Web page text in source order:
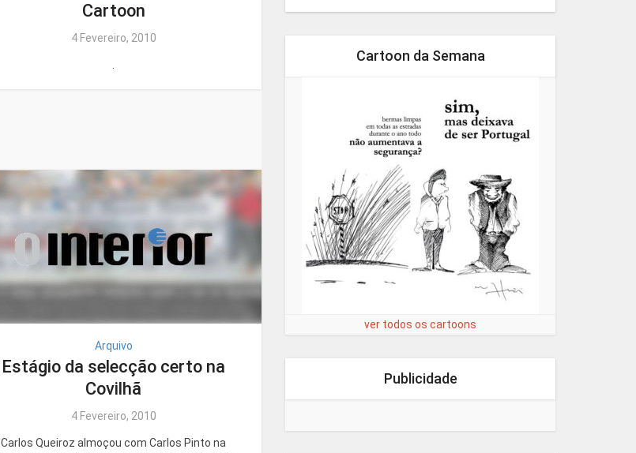
Cartoon
4 Fevereiro, 2010
Arquivo
Estágio da selecção certo na
Covilhã
4 Fevereiro, 2010
Carlos Queiroz almoçou com Carlos Pinto na
Cartoon da Semana
ver todos os cartoons
Publicidade